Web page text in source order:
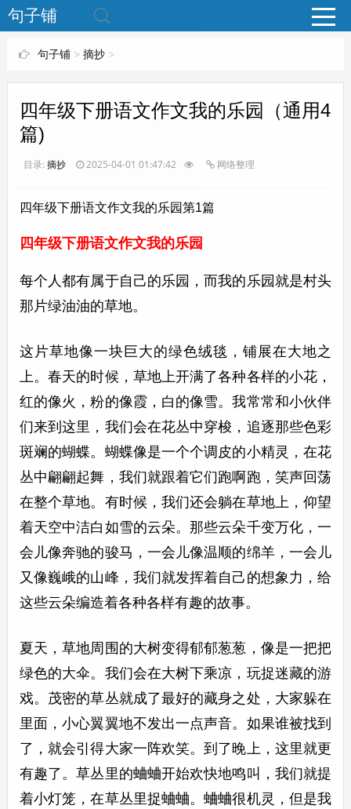
www.bjuzi.com
句子铺
句子铺> 摘抄>
四年级下册语文作文我的乐园（通用4
篇)
目录: 摘抄 2025-04-01 01:47:42 网络整理
四年级下册语文作文我的乐园第1篇
四年级下册语文作文我的乐园
每个人都有属于自己的乐园，而我的乐园就是村头
那片绿油油的草地。
这片草地像一块巨大的绿色绒毯，铺展在大地之
上。春天的时候，草地上开满了各种各样的小花，
红的像火，粉的像霞，白的像雪。我常常和小伙伴
们来到这里，我们会在花丛中穿梭，追逐那些色彩
斑斓的蝴蝶。蝴蝶像是一个个调皮的小精灵，在花
丛中翩翩起舞，我们就跟着它们跑啊跑，笑声回荡
在整个草地。有时候，我们还会躺在草地上，仰望
着天空中洁白如雪的云朵。那些云朵千变万化，一
会儿像奔驰的骏马，一会儿像温顺的绵羊，一会儿
又像巍峨的山峰，我们就发挥着自己的想象力，给
这些云朵编造着各种各样有趣的故事。
夏天，草地周围的大树变得郁郁葱葱，像是一把把
绿色的大伞。我们会在大树下乘凉，玩捉迷藏的游
戏。茂密的草丛就成了最好的藏身之处，大家躲在
里面，小心翼翼地不发出一点声音。如果谁被找到
了，就会引得大家一阵欢笑。到了晚上，这里就更
有趣了。草丛里的蛐蛐开始欢快地鸣叫，我们就提
着小灯笼，在草丛里捉蛐蛐。蛐蛐很机灵，但是我